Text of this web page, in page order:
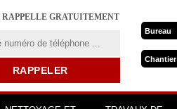
RAPPELLE GRATUITEMENT
Bureau
Chantier